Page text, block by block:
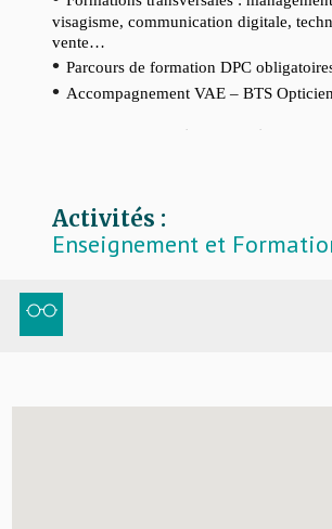
visagisme, communication digitale,
vente…
• Parcours de formation DPC
• Accompagnement VAE – BTS
IES, votre partenaire formation tout au
Activités :
Enseignement et